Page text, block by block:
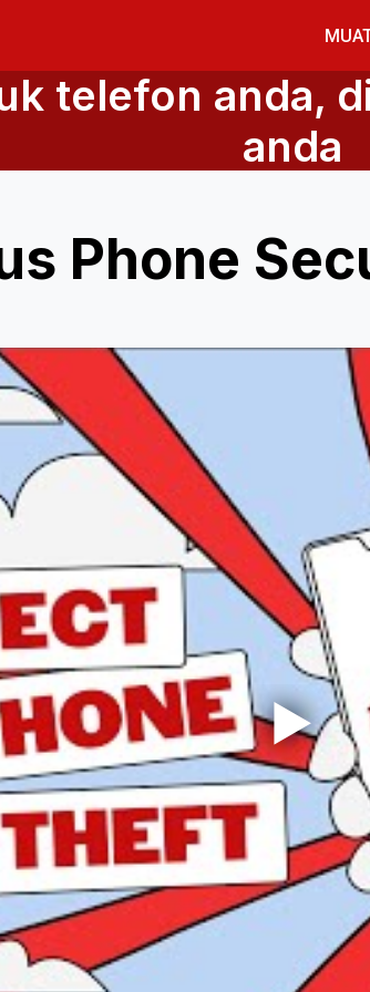
telefon anda,
anda
Phone